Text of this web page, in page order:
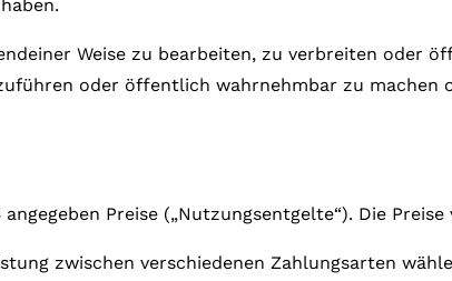
Weise zu bearbeiten, zu verbreiten oder
oder öffentlich wahrnehmbar zu machen
Preise („Nutzungsentgelte“). Die
zwischen verschiedenen Zahlungsarten